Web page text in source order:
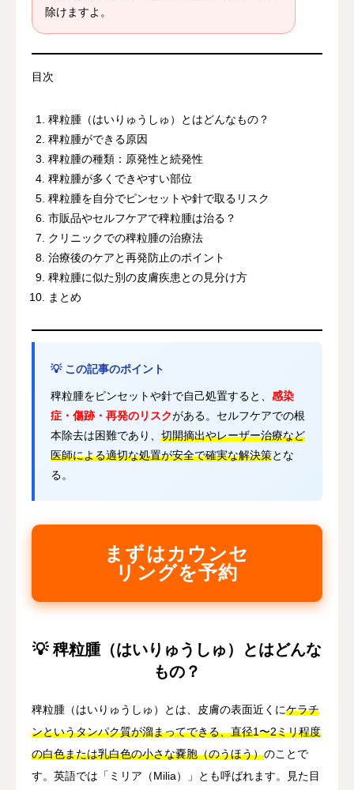
除けますよ。
目次
稗粒腫（はいりゅうしゅ）とはどんなもの？
稗粒腫ができる原因
稗粒腫の種類：原発性と続発性
稗粒腫が多くできやすい部位
稗粒腫を自分でピンセットや針で取るリスク
市販品やセルフケアで稗粒腫は治る？
クリニックでの稗粒腫の治療法
治療後のケアと再発防止のポイント
稗粒腫に似た別の皮膚疾患との見分け方
まとめ
💡 この記事のポイント
稗粒腫をピンセットや針で自己処置すると、 感染
症・傷跡・再発のリスクがある。セルフケアでの根
本除去は困難であり、 切開摘出やレーザー治療など
医師による適切な処置が安全で確実な解決策とな
る。
まずはカウンセ
リングを予約
💡 稗粒腫（はいりゅうしゅ）とはどんな
もの？
稗粒腫（はいりゅうしゅ）とは、皮膚の表面近くにケラチ
ンというタンパク質が溜まってできる、直径1〜2ミリ程度
の白色または乳白色の小さな嚢胞（のうほう）のことで
す。英語では「ミリア（Milia）」とも呼ばれます。見た目